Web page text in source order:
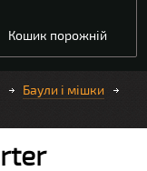
Кошик порожній
Баули і мішки